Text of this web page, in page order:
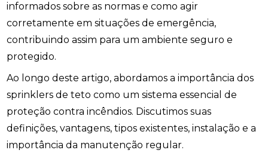
informados sobre as normas e como agir
corretamente em situações de emergência,
contribuindo assim para um ambiente seguro e
protegido.
Ao longo deste artigo, abordamos a importância dos
sprinklers de teto como um sistema essencial de
proteção contra incêndios. Discutimos suas
definições, vantagens, tipos existentes, instalação e a
importância da manutenção regular.